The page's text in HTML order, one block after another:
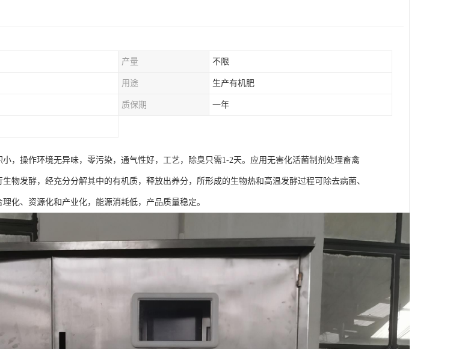
产量 不限
用途 生产有机肥
质保期 一年
，操作环境无异味，零污染，通气性好，工艺，除臭只需1-2天。应用无害化活菌制剂处理畜禽
物发酵，经充分分解其中的有机质，释放出养分，所形成的生物热和高温发酵过程可除去病菌、
化、资源化和产业化，能源消耗低，产品质量稳定。